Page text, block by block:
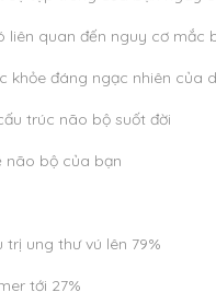
quan đến nguy cơ mắc
khỏe đáng ngạc nhiên của
trúc não bộ suốt đời
não bộ của bạn
ung thư vú lên 79%
tới 27%